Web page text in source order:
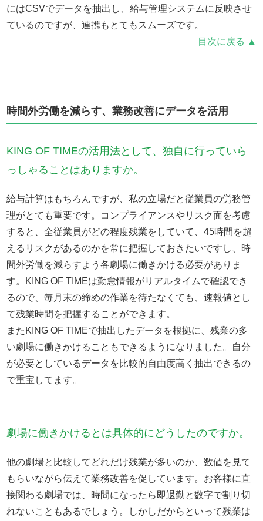
にはCSVでデータを抽出し、給与管理システムに反映させ
ているのですが、連携もとてもスムーズです。
目次に戻る ▲
時間外労働を減らす、業務改善にデータを活用
KING OF TIMEの活用法として、独自に行っていら
っしゃることはありますか。
給与計算はもちろんですが、私の立場だと従業員の労務管
理がとても重要です。コンプライアンスやリスク面を考慮
すると、全従業員がどの程度残業をしていて、45時間を超
えるリスクがあるのかを常に把握しておきたいですし、時
間外労働を減らすよう各劇場に働きかける必要がありま
す。KING OF TIMEは勤怠情報がリアルタイムで確認でき
るので、毎月末の締めの作業を待たなくても、速報値とし
て残業時間を把握することができます。
またKING OF TIMEで抽出したデータを根拠に、残業の多
い劇場に働きかけることもできるようになりました。自分
が必要としているデータを比較的自由度高く抽出できるの
で重宝してます。
劇場に働きかけるとは具体的にどうしたのですか。
他の劇場と比較してどれだけ残業が多いのか、数値を見て
もらいながら伝えて業務改善を促しています。お客様に直
接関わる劇場では、時間になったら即退勤と数字で割り切
れないこともあるでしょう。しかしだからといって残業は